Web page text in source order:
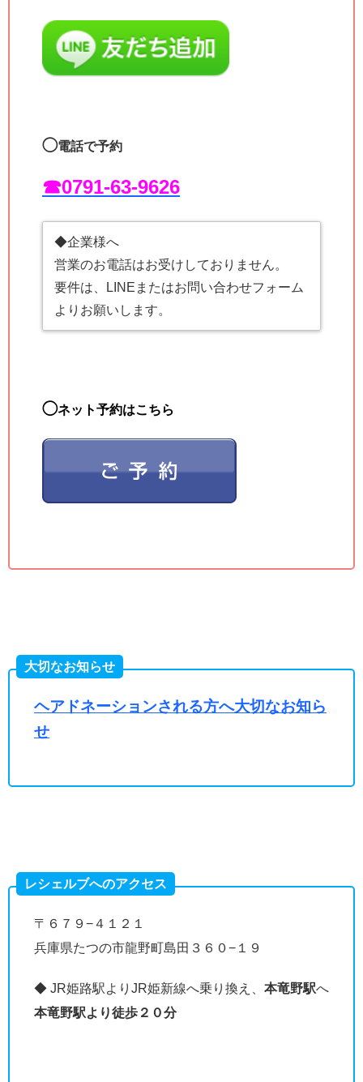
◯電話で予約
☎︎0791-63-9626
◆企業様へ
営業のお電話はお受けしておりません。
要件は、LINEまたはお問い合わせフォーム
よりお願いします。
◯ネット予約はこちら
大切なお知らせ
ヘアドネーションされる方へ大切なお知ら
せ
レシェルブへのアクセス
〒６７９−４１２１
兵庫県たつの市龍野町島田３６０−１９
◆ JR姫路駅よりJR姫新線へ乗り換え、 本竜野駅へ
本竜野駅より徒歩２０分